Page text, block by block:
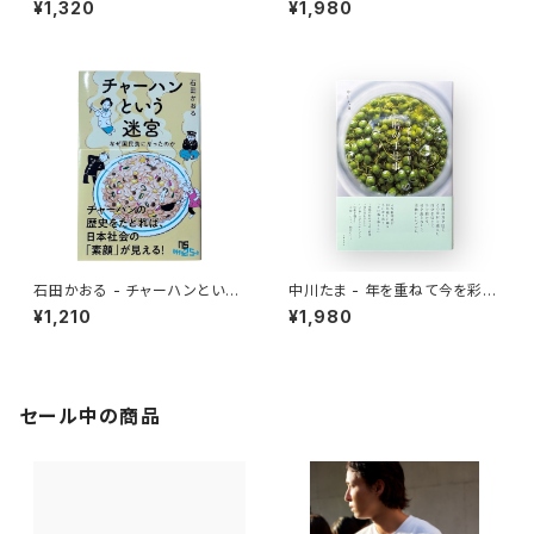
¥1,320 ¥1,980
石田かおる - チャーハンという
迷宮 なぜ国民食になったのか
¥1,210
中川たま - 年を重ねて今を彩る
暦の手仕事
¥1,980
セール中の商品